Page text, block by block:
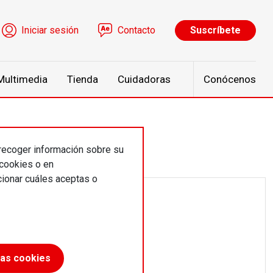
de cuenta de usuario
Iniciar sesión Contacto Suscríbete
Tienda Cuidadoras Conócenos
información sobre su
o en
cuáles aceptas o
cookies